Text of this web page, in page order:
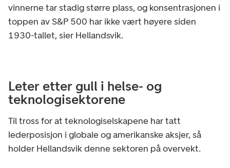
vinnerne tar stadig større plass, og konsentrasjonen i
toppen av S&P 500 har ikke vært høyere siden
1930-tallet, sier Hellandsvik.
Leter etter gull i helse- og
teknologisektorene
Til tross for at teknologiselskapene har tatt
lederposisjon i globale og amerikanske aksjer, så
holder Hellandsvik denne sektoren på overvekt.